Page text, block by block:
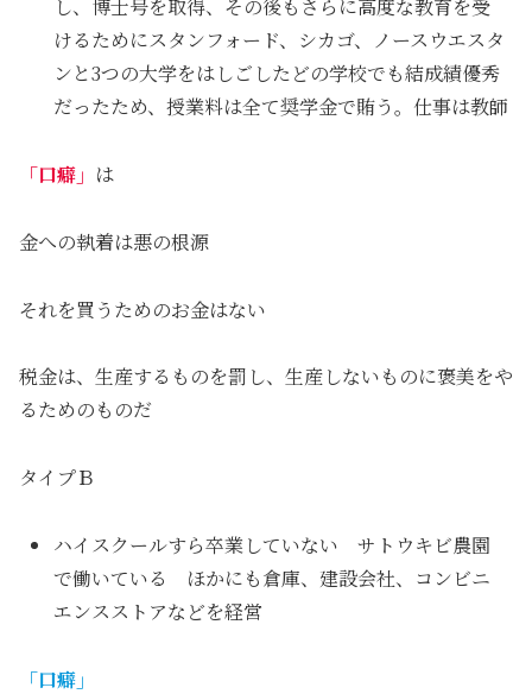
し、博士号を取得、その後もさらに高度な教育を受
けるためにスタンフォード、シカゴ、ノースウエスタ
ンと3つの大学をはしごしたどの学校でも結成績優秀
だったため、授業料は全て奨学金で賄う。仕事は教師
「口癖」 は
金への執着は悪の根源
それを買うためのお金はない
税金は、生産するものを罰し、生産しないものに褒美をや
るためのものだ
タイプＢ
ハイスクールすら卒業していない サトウキビ農園
で働いている ほかにも倉庫、建設会社、コンビニ
エンスストアなどを経営
「口癖」